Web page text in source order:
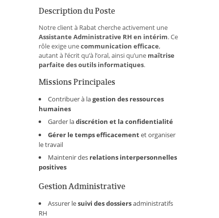
Description du Poste
Notre client à Rabat cherche activement une
Assistante Administrative RH en intérim. Ce
rôle exige unecommunication efficace,
autant à l’écrit qu’à l’oral, ainsi qu’une maîtrise
parfaite des outils informatiques.
Missions Principales
Contribuer à lagestion des ressources
humaines
Garder ladiscrétion et la confidentialité
Gérer le temps efficacementet organiser
le travail
Maintenir des relations interpersonnelles
positives
Gestion Administrative
Assurer lesuivi des dossiersadministratifs
RH